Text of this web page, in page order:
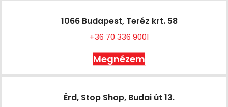
1066 Budapest, Teréz krt. 58
+36 70 336 9001
Megnézem
Érd, Stop Shop, Budai út 13.